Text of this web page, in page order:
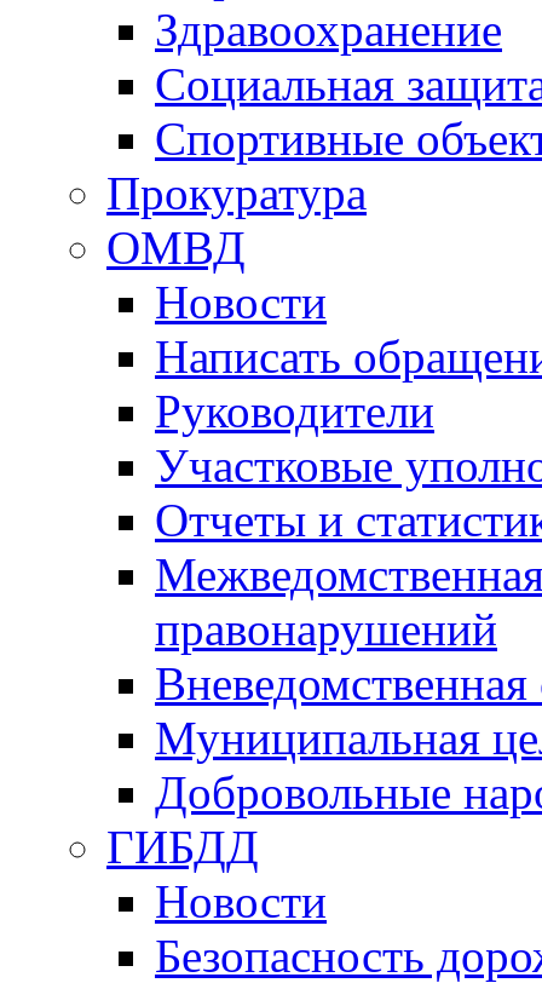
Здравоохранение
Социальная
Спортивные
Прокуратура
ОМВД
Новости
Написать
Руководители
Участковые
Отчеты и
правонарушений
Вневедомственная
Муниципальная
Добровольные
ГИБДД
Новости
Безопасность